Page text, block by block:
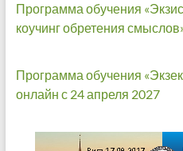
Программа обучения
коучинг обретения
Программа обучения
онлайн с 24 апреля 2027